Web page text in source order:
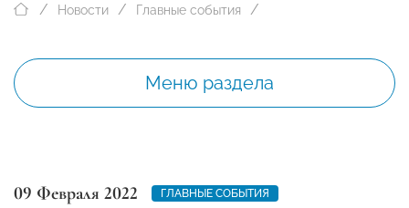
Новости Главные события
Меню раздела
09 Февраля 2022 ГЛАВНЫЕ СОБЫТИЯ